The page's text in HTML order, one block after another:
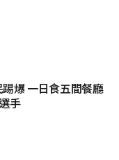
爆 一日食五間餐廳
手